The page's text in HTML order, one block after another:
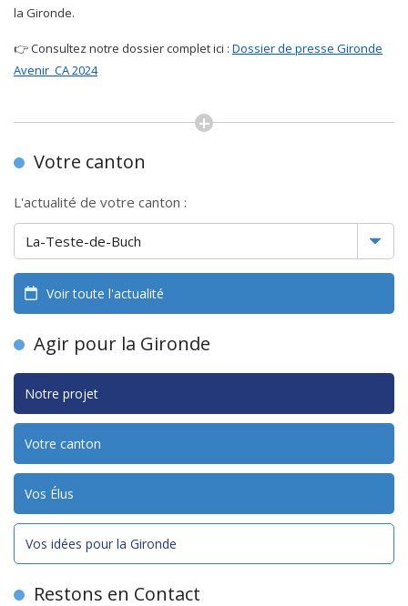
la Gironde.
👉 Consultez notre dossier complet ici : Dossier de presse Gironde
Avenir_CA 2024
Votre canton
L'actualité de votre canton :
Voir toute l'actualité
Agir pour la Gironde
Notre projet
Votre canton
Vos Élus
Vos idées pour la Gironde
Restons en Contact